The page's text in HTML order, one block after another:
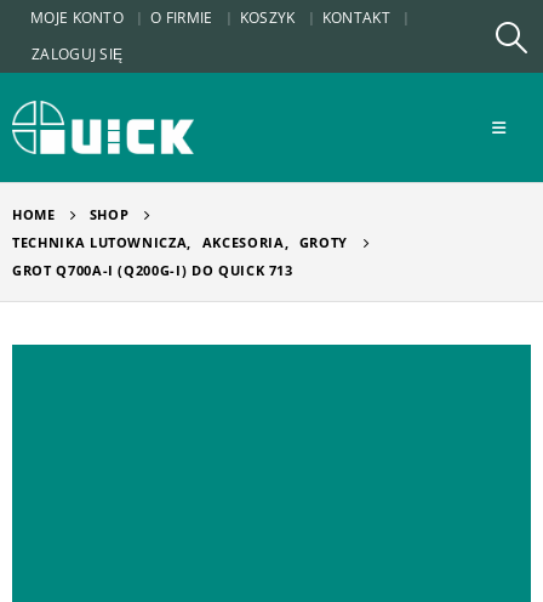
MOJE KONTO O FIRMIE KOSZYK
KONTAKT
ZALOGUJ SIĘ
HOME
SHOP
TECHNIKA LUTOWNICZA, AKCESORIA, GROTY
GROT Q700A-I (Q200G-I) DO QUICK 713